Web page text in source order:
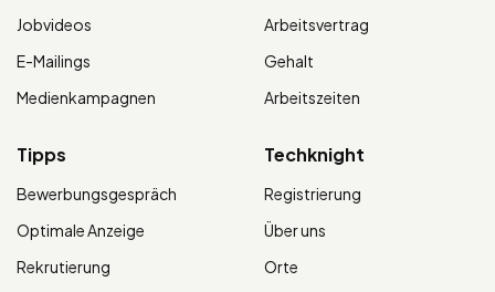
Jobvideos
E-Mailings
Medienkampagnen
Arbeitsvertrag
Gehalt
Arbeitszeiten
Tipps
Bewerbungsgespräch
Optimale Anzeige
Rekrutierung
Techknight
Registrierung
Über uns
Orte